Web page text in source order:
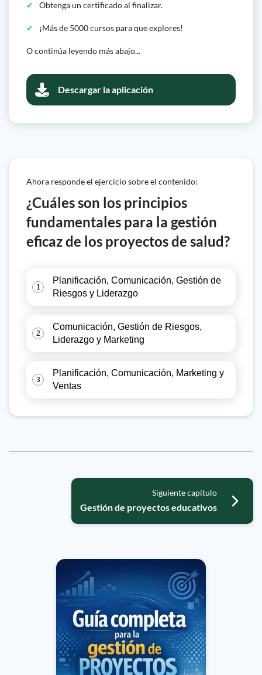
Obtenga un certificado al finalizar.
¡Más de 5000 cursos para que explores!
O continúa leyendo más abajo...
Descargar la aplicación
Ahora responde el ejercicio sobre el contenido:
¿Cuáles son los principios
fundamentales para la gestión
eficaz de los proyectos de salud?
1
Planificación, Comunicación, Gestión de
Riesgos y Liderazgo
2
Comunicación, Gestión de Riesgos,
Liderazgo y Marketing
3
Planificación, Comunicación, Marketing y
Ventas
Siguiente capítulo
Gestión de proyectos educativos